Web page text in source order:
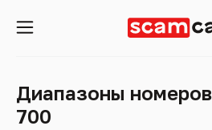
Диапазоны
700